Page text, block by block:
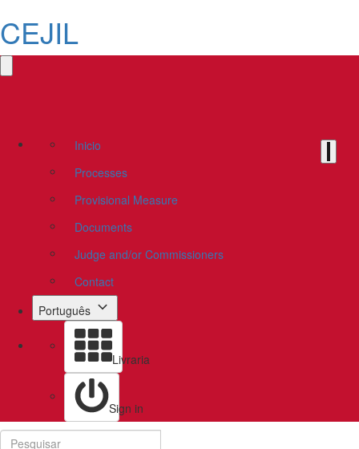
CEJIL
Inicio
Processes
Provisional Measure
Documents
Judge and/or Commissioners
Contact
Português
Livraria
Sign in